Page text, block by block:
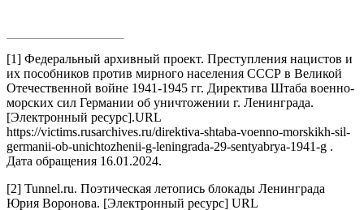
[1] Федеральный архивный проект. Преступления нацистов и
их пособников против мирного населения СССР в Великой
Отечественной войне 1941-1945 гг. Директива Штаба военно-
морских сил Германии об уничтожении г. Ленинграда.
[Электронный ресурс].URL
https://victims.rusarchives.ru/direktiva-shtaba-voenno-morskikh-sil-
germanii-ob-unichtozhenii-g-leningrada-29-sentyabrya-1941-g .
Дата обращения 16.01.2024.
[2] Tunnel.ru. Поэтическая летопись блокады Ленинграда
Юрия Воронова. [Электронный ресурс] URL